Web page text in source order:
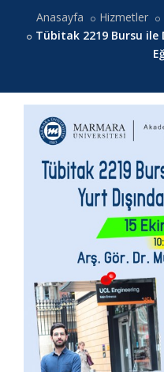
Anasayfa Hizmetler
Tübitak 2219 Bursu ile